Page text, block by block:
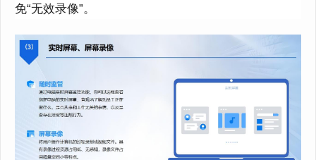
免“无效录像”。